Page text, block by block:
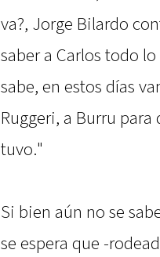
va?, Jorge Bilardo
saber a Carlos todo
sabe, en estos días
Ruggeri, a Burru
tuvo."
Si bien aún no se
se espera que -